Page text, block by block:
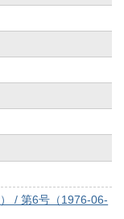
/ 第6号（1976-06-